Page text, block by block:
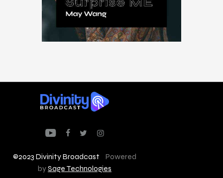
©2023 Divinity Broadcast Powered
bySage Technologies